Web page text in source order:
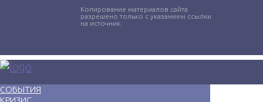
Копирование материалов сайта
разрешено только с указанием ссылки
на источник.
СОБЫТИЯ